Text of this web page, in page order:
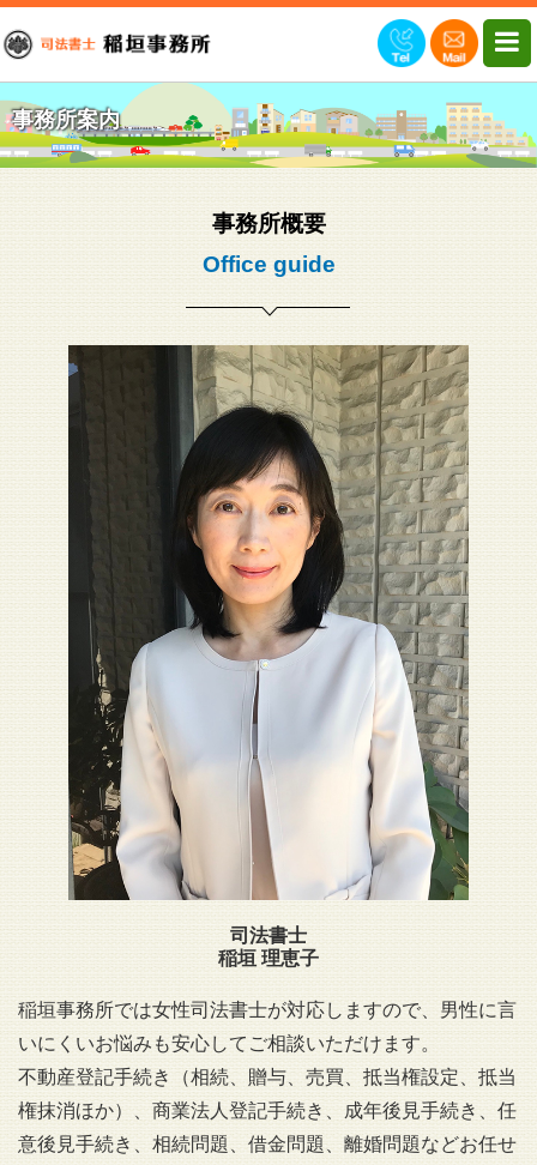
事務所案内
事務所概要
Office guide
司法書士
稲垣 理恵子
稲垣事務所では女性司法書士が対応しますので、男性に言
いにくいお悩みも安心してご相談いただけます。
不動産登記手続き（相続、贈与、売買、抵当権設定、抵当
権抹消ほか）、商業法人登記手続き、成年後見手続き、任
意後見手続き、相続問題、借金問題、離婚問題などお任せ